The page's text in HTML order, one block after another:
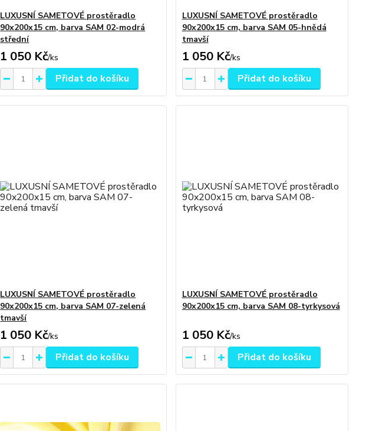
LUXUSNÍ SAMETOVÉ prostěradlo
90x200x15 cm, barva SAM 02-modrá
střední
1 050 Kč/ks
Přidat do košíku
LUXUSNÍ SAMETOVÉ prostěradlo
90x200x15 cm, barva SAM 05-hnědá
tmavší
1 050 Kč/ks
Přidat do košíku
LUXUSNÍ SAMETOVÉ prostěradlo
90x200x15 cm, barva SAM 07-zelená
tmavší
1 050 Kč/ks
Přidat do košíku
LUXUSNÍ SAMETOVÉ prostěradlo
90x200x15 cm, barva SAM 08-tyrkysová
1 050 Kč/ks
Přidat do košíku